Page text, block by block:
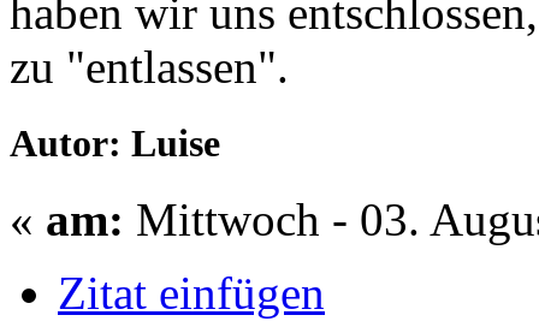
haben wir uns
zu "entlassen".
Autor: Luise
« am: Mittwoch - 03.
Zitat einfügen